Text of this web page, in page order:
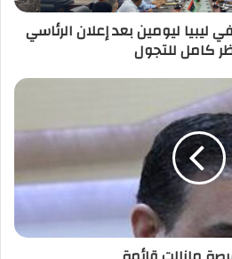
ليبيا ليومين بعد إعلان الرئاسي
كامل للتجول